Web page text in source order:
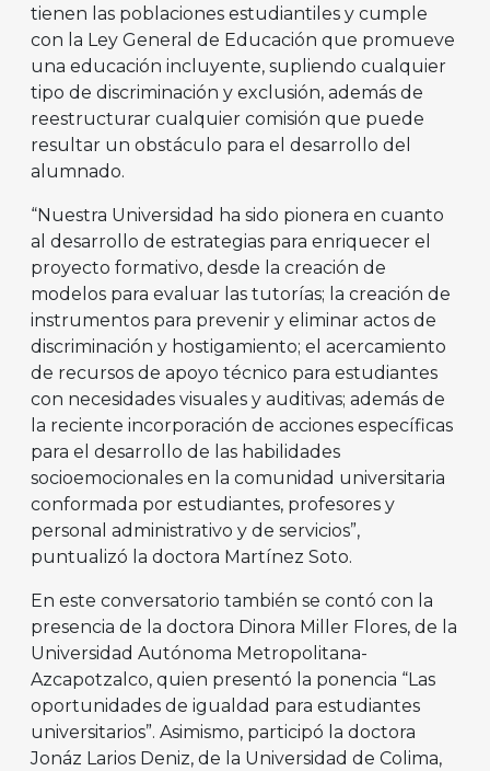
tienen las poblaciones estudiantiles y cumple
con la Ley General de Educación que promueve
una educación incluyente, supliendo cualquier
tipo de discriminación y exclusión, además de
reestructurar cualquier comisión que puede
resultar un obstáculo para el desarrollo del
alumnado.
“Nuestra Universidad ha sido pionera en cuanto
al desarrollo de estrategias para enriquecer el
proyecto formativo, desde la creación de
modelos para evaluar las tutorías; la creación de
instrumentos para prevenir y eliminar actos de
discriminación y hostigamiento; el acercamiento
de recursos de apoyo técnico para estudiantes
con necesidades visuales y auditivas; además de
la reciente incorporación de acciones específicas
para el desarrollo de las habilidades
socioemocionales en la comunidad universitaria
conformada por estudiantes, profesores y
personal administrativo y de servicios”,
puntualizó la doctora Martínez Soto.
En este conversatorio también se contó con la
presencia de la doctora Dinora Miller Flores, de la
Universidad Autónoma Metropolitana-
Azcapotzalco, quien presentó la ponencia “Las
oportunidades de igualdad para estudiantes
universitarios”. Asimismo, participó la doctora
Jonáz Larios Deniz, de la Universidad de Colima,